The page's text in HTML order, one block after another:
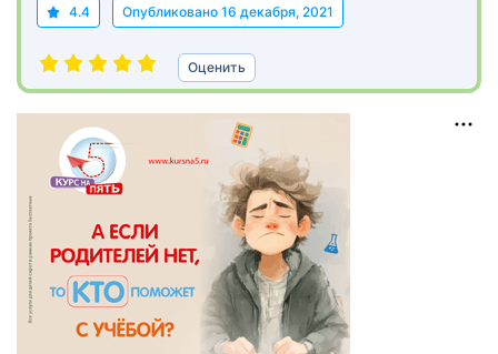
4.4 Опубликовано 16 декабря, 2021
Оценить